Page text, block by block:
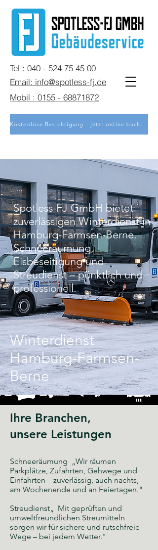
Mobil : 0155 - 68871872
Tel : 040 - 524 75 45 00
Email: info@spotless-fj.de
Kostenlose Besichtigung - jetzt online buchen
Spotless-FJ GmbH bietet
zuverlässigen Winterdienst in
Hamburg-Farmsen-Berne.
Schneeräumung,
Eisbeseitigung und
Streudienst – pünktlich und
professionell.
Winterdienst
Hamburg-Farmsen-
Berne
Ihre Branchen,
unsere Leistungen
Schneeräumung „Wir räumen
Parkplätze, Zufahrten, Gehwege und
Einfahrten – zuverlässig, auch nachts,
am Wochenende und an Feiertagen."
Streudienst„ Mit geprüften und
umweltfreundlichen Streumitteln
sorgen wir für sichere und rutschfreie
Wege – bei jedem Wetter."